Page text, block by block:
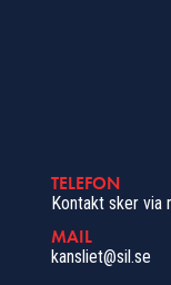
TELEFON
Kontakt sker via
MAIL
kansliet@sil.se